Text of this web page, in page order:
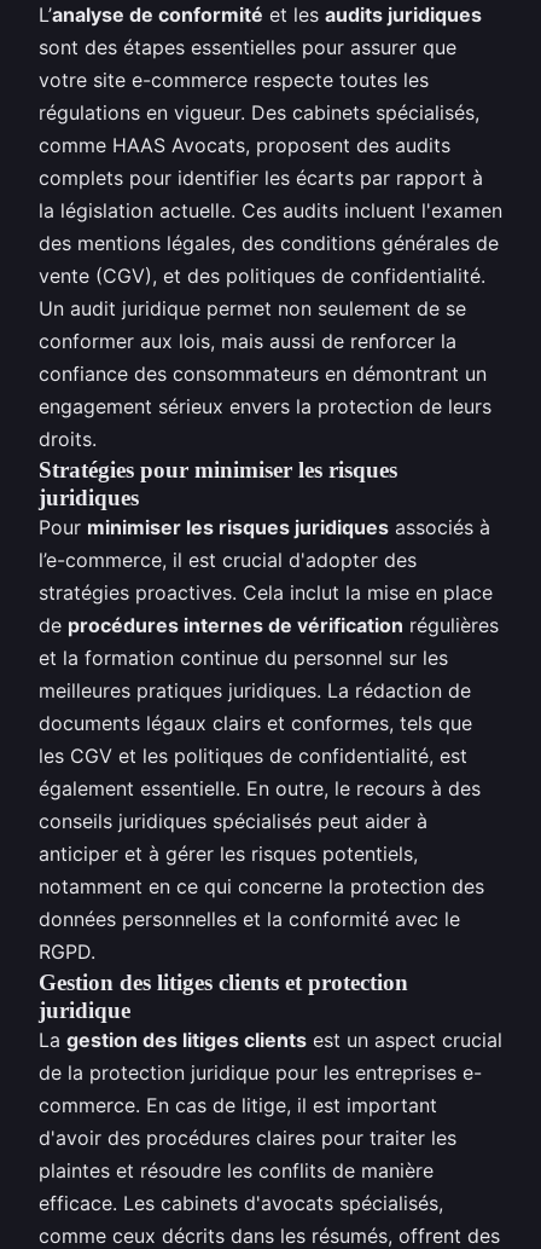
L’analyse de conformité et les audits juridiques
sont des étapes essentielles pour assurer que
votre site e-commerce respecte toutes les
régulations en vigueur. Des cabinets spécialisés,
comme HAAS Avocats, proposent des audits
complets pour identifier les écarts par rapport à
la législation actuelle. Ces audits incluent l'examen
des mentions légales, des conditions générales de
vente (CGV), et des politiques de confidentialité.
Un audit juridique permet non seulement de se
conformer aux lois, mais aussi de renforcer la
confiance des consommateurs en démontrant un
engagement sérieux envers la protection de leurs
droits.
Stratégies pour minimiser les risques
juridiques
Pour minimiser les risques juridiques associés à
l’e-commerce, il est crucial d'adopter des
stratégies proactives. Cela inclut la mise en place
de procédures internes de vérification régulières
et la formation continue du personnel sur les
meilleures pratiques juridiques. La rédaction de
documents légaux clairs et conformes, tels que
les CGV et les politiques de confidentialité, est
également essentielle. En outre, le recours à des
conseils juridiques spécialisés peut aider à
anticiper et à gérer les risques potentiels,
notamment en ce qui concerne la protection des
données personnelles et la conformité avec le
RGPD.
Gestion des litiges clients et protection
juridique
La gestion des litiges clients est un aspect crucial
de la protection juridique pour les entreprises e-
commerce. En cas de litige, il est important
d'avoir des procédures claires pour traiter les
plaintes et résoudre les conflits de manière
efficace. Les cabinets d'avocats spécialisés,
comme ceux décrits dans les résumés, offrent des